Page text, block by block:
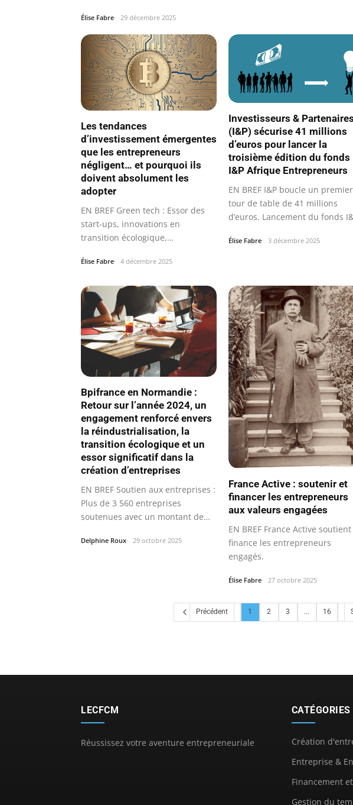
Élise Fabre 29 décembre 2025
Les tendances
d’investissement émergentes
que les entrepreneurs
négligent… et pourquoi ils
doivent absolument les
adopter
EN BREF Green tech : Essor des
start-ups, innovations en
transition écologique,
Élise Fabre 4 décembre 2025
Investisseurs & Partenaires
(I&P) sécurise 41 millions
d’euros pour lancer la
troisième édition du fonds
I&P Afrique Entrepreneurs
EN BREF I&P boucle un premier
tour de table de 41 millions
d’euros. Lancement du fonds
Élise Fabre 3 décembre 2025
Bpifrance en Normandie :
Retour sur l’année 2024, un
engagement renforcé envers
la réindustrialisation, la
transition écologique et un
essor significatif dans la
création d’entreprises
EN BREF Soutien aux entreprises :
Plus de 3 560 entreprises
soutenues avec un montant de
Delphine Roux 29 octobre 2025
France Active : soutenir et
financer les entrepreneurs
aux valeurs engagées
EN BREF France Active
finance les entrepreneurs
engagés.
Élise Fabre 27 octobre 2025
Précédent 1 2 3 ... 16
LECFCM
Réussissez votre aventure entrepreneuriale
CATÉGORIES
Création
Entreprise &
Financement
Gestion du